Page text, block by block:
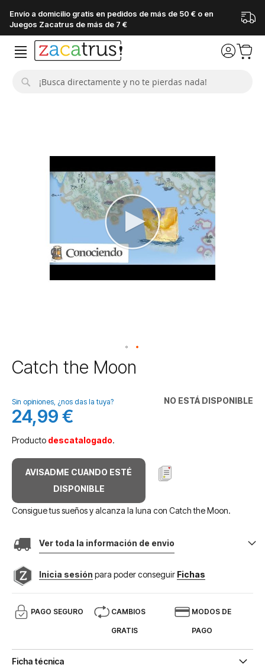
Envío a domicilio gratis en pedidos de más de 50 € o en
Juegos Zacatrus de más de 7 €
Saltar
al
de
la
galería
imágenes
Catch the Moon
NO ESTÁ DISPONIBLE
Sin opiniones, ¿nos das la tuya?
24,99 €
Producto descatalogado.
AVISADME CUANDO ESTÉ
DISPONIBLE
Consigue tus sueños y alcanza la luna con Catch the Moon.
Ver toda la información de envio
Inicia sesión para poder conseguir Fichas
PAGO SEGURO CAMBIOS
GRATIS
MODOS DE
PAGO
Ficha técnica